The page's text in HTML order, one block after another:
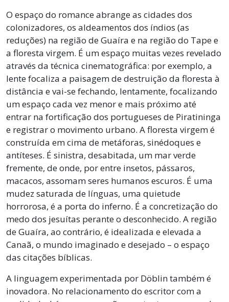
O espaço do romance abrange as cidades dos
colonizadores, os aldeamentos dos índios (as
reduções) na região de Guaíra e na região do Tape e
a floresta virgem. É um espaço muitas vezes revelado
através da técnica cinematográfica: por exemplo, a
lente focaliza a paisagem de destruição da floresta à
distância e vai-se fechando, lentamente, focalizando
um espaço cada vez menor e mais próximo até
entrar na fortificação dos portugueses de Piratininga
e registrar o movimento urbano. A floresta virgem é
construída em cima de metáforas, sinédoques e
antíteses. É sinistra, desabitada, um mar verde
fremente, de onde, por entre insetos, pássaros,
macacos, assomam seres humanos escuros. É uma
mudez saturada de línguas, uma quietude
horrorosa, é a porta do inferno. É a concretização do
medo dos jesuítas perante o desconhecido. A região
de Guaíra, ao contrário, é idealizada e elevada a
Canaã, o mundo imaginado e desejado – o espaço
das citações bíblicas.
A linguagem experimentada por Döblin também é
inovadora. No relacionamento do escritor com a